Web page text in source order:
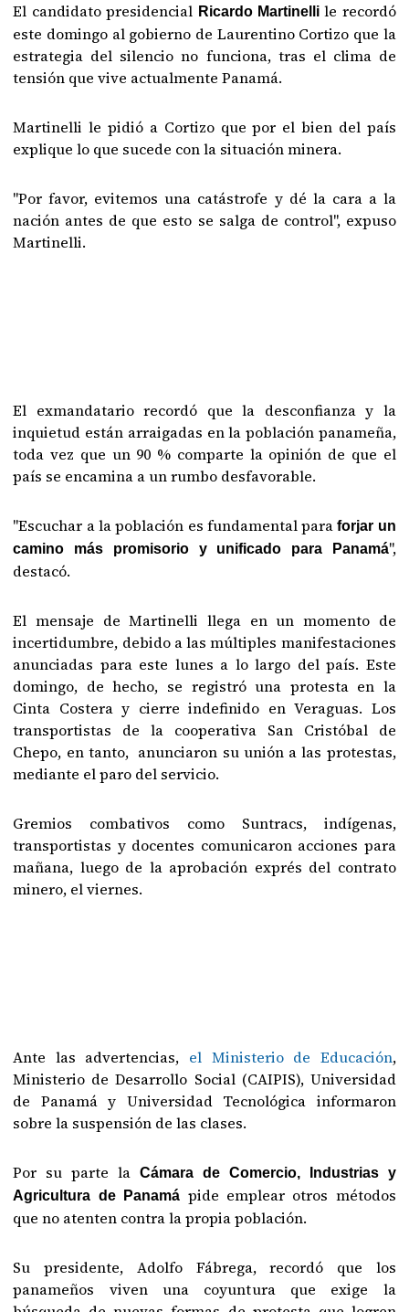
El candidato presidencial Ricardo Martinellile recordó
este domingo al gobierno de Laurentino Cortizo que la
estrategia del silencio no funciona, tras el clima de
tensión que vive actualmente Panamá.
Martinelli le pidió a Cortizo que por el bien del país
explique lo que sucede con la situación minera.
"Por favor, evitemos una catástrofe y dé la cara a la
nación antes de que esto se salga de control", expuso
Martinelli.
El exmandatario recordó que la desconfianza y la
inquietud están arraigadas en la población panameña,
toda vez que un 90 % comparte la opinión de que el
país se encamina a un rumbo desfavorable.
"Escuchar a la población es fundamental paraforjar un
camino más promisorio y unificado para Panamá",
destacó.
El mensaje de Martinelli llega en un momento de
incertidumbre, debido a las múltiples manifestaciones
anunciadas para este lunes a lo largo del país. Este
domingo, de hecho, se registró una protesta en la
Cinta Costera y cierre indefinido en Veraguas. Los
transportistas de la cooperativa San Cristóbal de
Chepo, en tanto, anunciaron su unión a las protestas,
mediante el paro del servicio.
Gremios combativos como Suntracs, indígenas,
transportistas y docentes comunicaron acciones para
mañana, luego de la aprobación exprés del contrato
minero, el viernes.
Ante las advertencias, el Ministerio de Educación,
Ministerio de Desarrollo Social (CAIPIS), Universidad
de Panamá y Universidad Tecnológica informaron
sobre la suspensión de las clases.
Por su parte la Cámara de Comercio, Industrias y
Agricultura de Panamá pide emplear otros métodos
que no atenten contra la propia población.
Su presidente, Adolfo Fábrega, recordó que los
panameños viven una coyuntura que exige la